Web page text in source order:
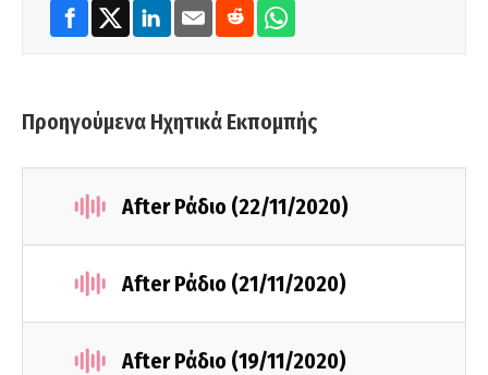
Προηγούμενα Ηχητικά Εκπομπής
After Ράδιο (22/11/2020)
After Ράδιο (21/11/2020)
After Ράδιο (19/11/2020)